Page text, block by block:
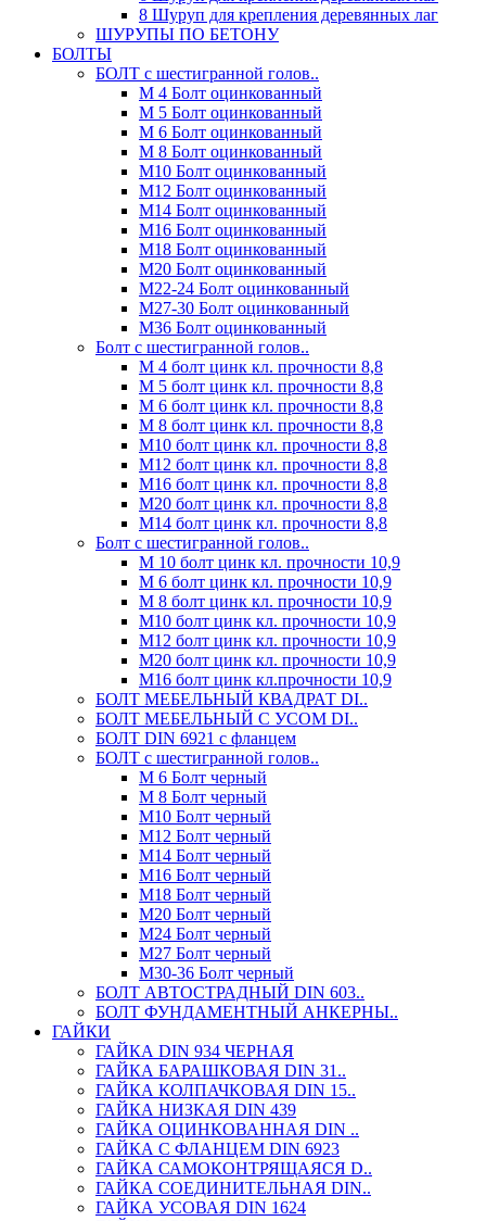
8 Шуруп для крепления деревянных лаг
ШУРУПЫ ПО БЕТОНУ
БОЛТЫ
БОЛТ с шестигранной голов..
М 4 Болт оцинкованный
М 5 Болт оцинкованный
М 6 Болт оцинкованный
М 8 Болт оцинкованный
М10 Болт оцинкованный
М12 Болт оцинкованный
М14 Болт оцинкованный
М16 Болт оцинкованный
М18 Болт оцинкованный
М20 Болт оцинкованный
М22-24 Болт оцинкованный
М27-30 Болт оцинкованный
М36 Болт оцинкованный
Болт с шестигранной голов..
М 4 болт цинк кл. прочности 8,8
М 5 болт цинк кл. прочности 8,8
М 6 болт цинк кл. прочности 8,8
М 8 болт цинк кл. прочности 8,8
М10 болт цинк кл. прочности 8,8
М12 болт цинк кл. прочности 8,8
М16 болт цинк кл. прочности 8,8
М20 болт цинк кл. прочности 8,8
М14 болт цинк кл. прочности 8,8
Болт с шестигранной голов..
М 10 болт цинк кл. прочности 10,9
М 6 болт цинк кл. прочности 10,9
М 8 болт цинк кл. прочности 10,9
М10 болт цинк кл. прочности 10,9
М12 болт цинк кл. прочности 10,9
М20 болт цинк кл. прочности 10,9
М16 болт цинк кл.прочности 10,9
БОЛТ МЕБЕЛЬНЫЙ КВАДРАТ DI..
БОЛТ МЕБЕЛЬНЫЙ С УСОМ DI..
БОЛТ DIN 6921 c фланцем
БОЛТ с шестигранной голов..
М 6 Болт черный
М 8 Болт черный
М10 Болт черный
М12 Болт черный
М14 Болт черный
М16 Болт черный
М18 Болт черный
М20 Болт черный
М24 Болт черный
М27 Болт черный
М30-36 Болт черный
БОЛТ АВТОСТРАДНЫЙ DIN 603..
БОЛТ ФУНДАМЕНТНЫЙ АНКЕРНЫ..
ГАЙКИ
ГАЙКА DIN 934 ЧЕРНАЯ
ГАЙКА БАРАШКОВАЯ DIN 31..
ГАЙКА КОЛПАЧКОВАЯ DIN 15..
ГАЙКА НИЗКАЯ DIN 439
ГАЙКА ОЦИНКОВАННАЯ DIN ..
ГАЙКА С ФЛАНЦЕМ DIN 6923
ГАЙКА САМОКОНТРЯЩАЯСЯ D..
ГАЙКА СОЕДИНИТЕЛЬНАЯ DIN..
ГАЙКА УСОВАЯ DIN 1624